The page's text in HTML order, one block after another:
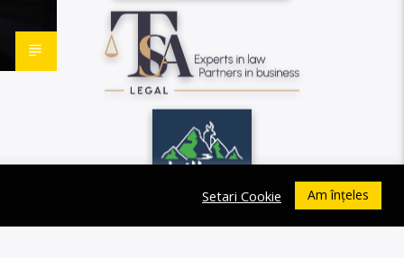
Setari Cookie Am înțeles